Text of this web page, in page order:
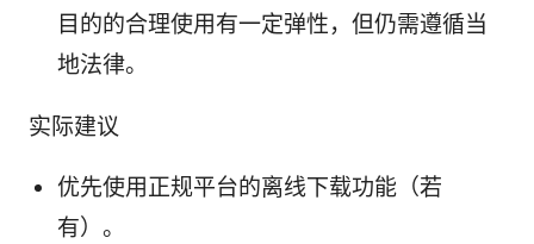
目的的合理使用有一定弹性，但仍需遵循当
地法律。
实际建议
优先使用正规平台的离线下载功能（若
有）。